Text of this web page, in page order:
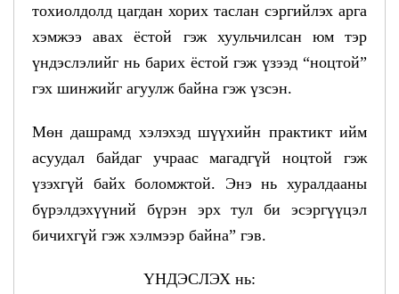
тохиолдолд цагдан хорих таслан сэргийлэх арга
хэмжээ авах ёстой гэж хуульчилсан юм тэр
үндэслэлийг нь барих ёстой гэж үзээд “ноцтой”
гэх шинжийг агуулж байна гэж үзсэн.
Мөн дашрамд хэлэхэд шүүхийн практикт ийм
асуудал байдаг учраас магадгүй ноцтой гэж
үзэхгүй байх боломжтой. Энэ нь хуралдааны
бүрэлдэхүүний бүрэн эрх тул би эсэргүүцэл
бичихгүй гэж хэлмээр байна” гэв.
ҮНДЭСЛЭХ нь: